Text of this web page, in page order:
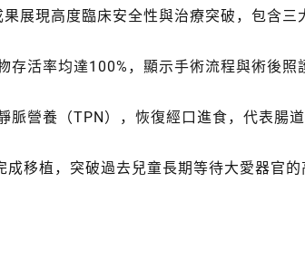
展現高度臨床安全性與治療突破，包含三
活率均達100%，顯示手術流程與術後照
營養（TPN），恢復經口進食，代表腸
移植，突破過去兒童長期等待大愛器官的